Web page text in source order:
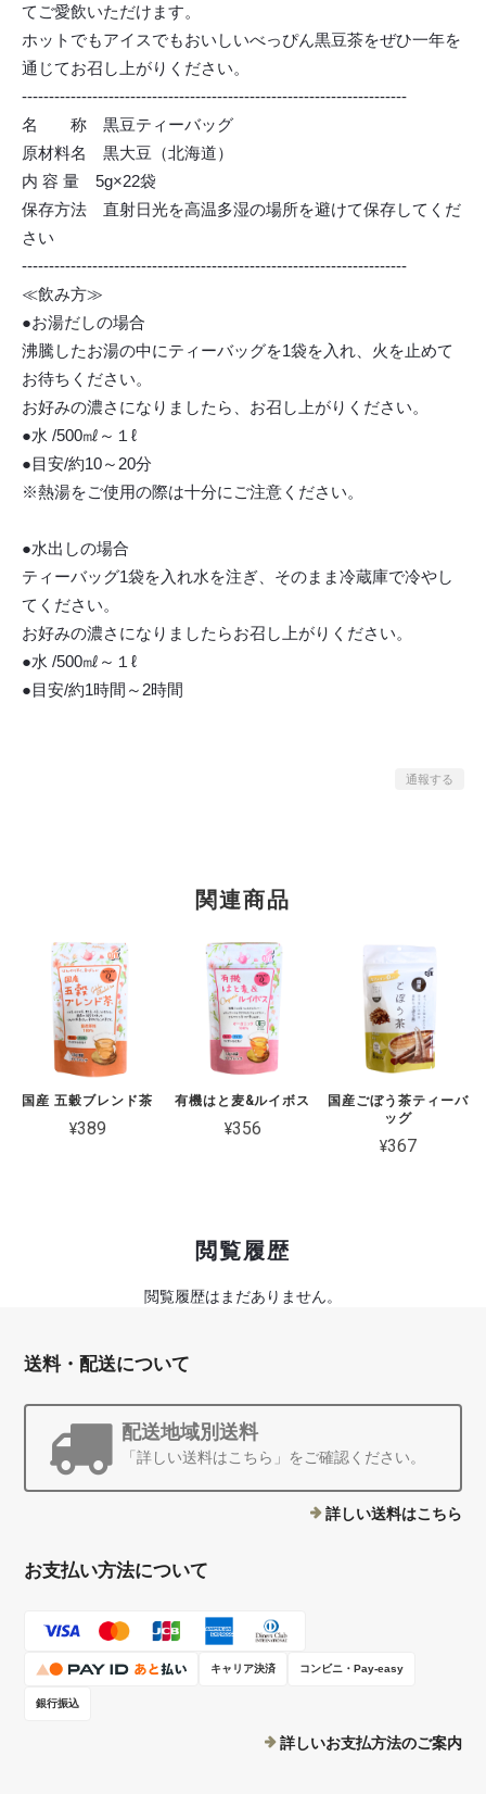
てご愛飲いただけます。
ホットでもアイスでもおいしいべっぴん黒豆茶をぜひ一年を
通じてお召し上がりください。
-----------------------------------------------------------------------
名 称 黒豆ティーバッグ
原材料名 黒大豆（北海道）
内 容 量 5g×22袋
保存方法 直射日光を高温多湿の場所を避けて保存してくだ
さい
-----------------------------------------------------------------------
≪飲み方≫
●お湯だしの場合
沸騰したお湯の中にティーバッグを1袋を入れ、火を止めて
お待ちください。
お好みの濃さになりましたら、お召し上がりください。
●水 /500㎖～１ℓ
●目安/約10～20分
※熱湯をご使用の際は十分にご注意ください。
●水出しの場合
ティーバッグ1袋を入れ水を注ぎ、そのまま冷蔵庫で冷やし
てください。
お好みの濃さになりましたらお召し上がりください。
●水 /500㎖～１ℓ
●目安/約1時間～2時間
通報する
関連商品
国産 五穀ブレンド茶
¥389
有機はと麦&ルイボス
¥356
国産ごぼう茶ティーバ
ッグ
¥367
閲覧履歴
閲覧履歴はまだありません。
送料・配送について
配送地域別送料
「詳しい送料はこちら」をご確認ください。
詳しい送料はこちら
お支払い方法について
キャリア決済 コンビニ・Pay-easy
銀行振込
詳しいお支払方法のご案内